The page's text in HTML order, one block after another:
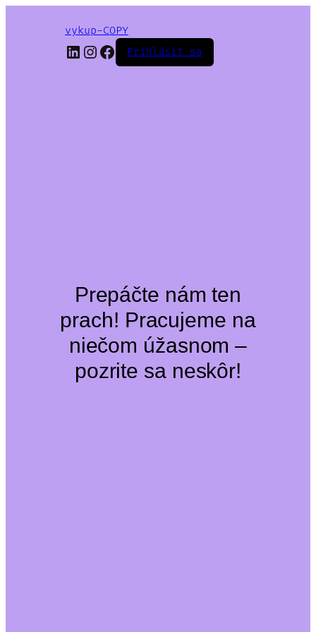
vykup-COPY
LinkedIn
Instagram
Facebook
Prihlásiť sa
Prepáčte nám ten
prach! Pracujeme na
niečom úžasnom –
pozrite sa neskôr!